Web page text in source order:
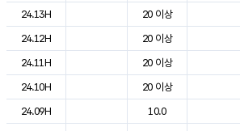
24.13H
20 이상
24.12H
20 이상
24.11H
20 이상
24.10H
20 이상
24.09H
10.0